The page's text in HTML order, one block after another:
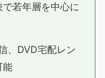
若年層を中心に
、DVD宅配レン
能